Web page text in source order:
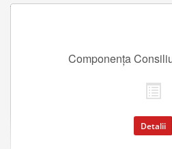
Componența
Detalii